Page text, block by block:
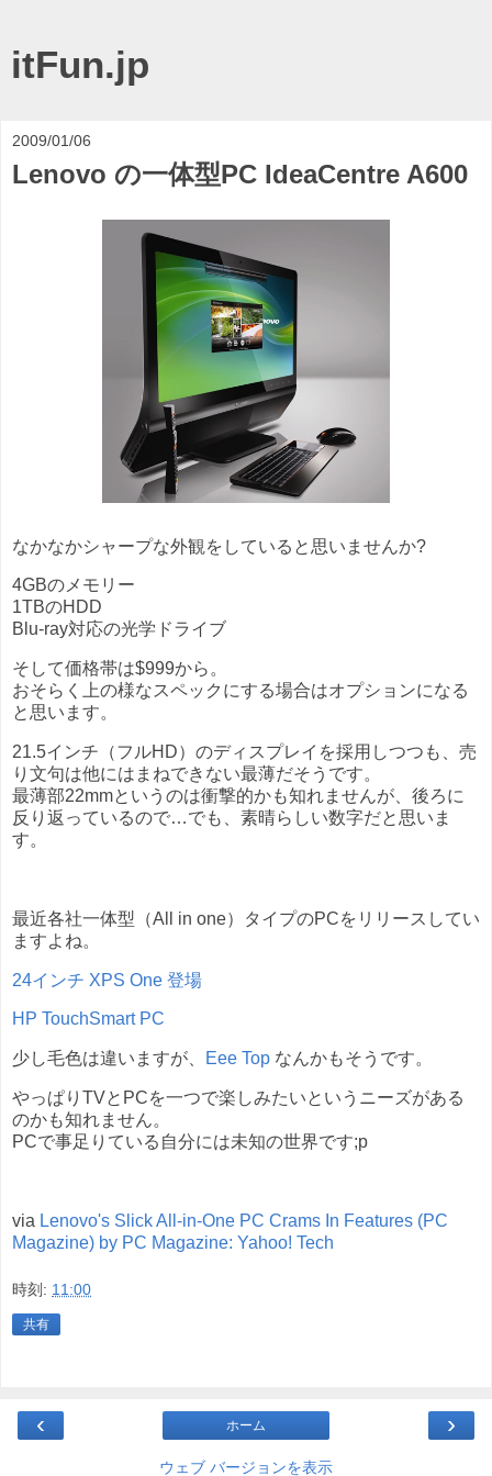
itFun.jp
2009/01/06
Lenovo の一体型PC IdeaCentre A600
なかなかシャープな外観をしていると思いませんか?
4GBのメモリー
1TBのHDD
Blu-ray対応の光学ドライブ
そして価格帯は$999から。
おそらく上の様なスペックにする場合はオプションになる
と思います。
21.5インチ（フルHD）のディスプレイを採用しつつも、売
り文句は他にはまねできない最薄だそうです。
最薄部22mmというのは衝撃的かも知れませんが、後ろに
反り返っているので…でも、素晴らしい数字だと思いま
す。
最近各社一体型（All in one）タイプのPCをリリースしてい
ますよね。
24インチ XPS One 登場
HP TouchSmart PC
少し毛色は違いますが、 Eee Top なんかもそうです。
やっぱりTVとPCを一つで楽しみたいというニーズがある
のかも知れません。
PCで事足りている自分には未知の世界です;p
via Lenovo's Slick All-in-One PC Crams In Features (PC
Magazine) by PC Magazine: Yahoo! Tech
時刻: 11:00
共有
‹ ›
ホーム
ウェブ バージョンを表示